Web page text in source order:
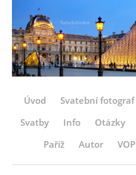
Úvod Svatební fotograf
Svatby
Info Otázky
Paříž
Autor VOP